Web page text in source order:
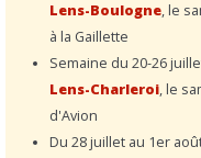
Lens-Boulogne, le
à la Gaillette
Semaine du 20-26
Lens-Charleroi, le
d'Avion
Du 28 juillet au 1er